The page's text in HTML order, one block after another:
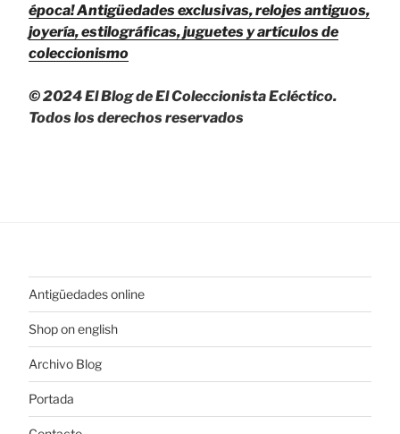
época!Antigüedades exclusivas, relojes antiguos,
joyería, estilográficas, juguetes y artículos de
coleccionismo
© 2024 El Blog de El Coleccionista Ecléctico.
Todos los derechos reservados
Antigüedades online
Shop on english
Archivo Blog
Portada